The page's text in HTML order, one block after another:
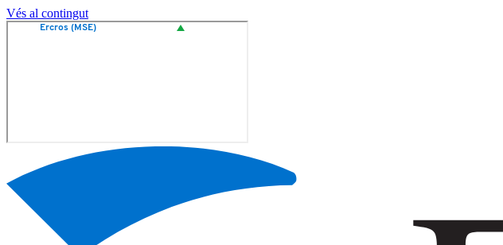
Vés al contingut